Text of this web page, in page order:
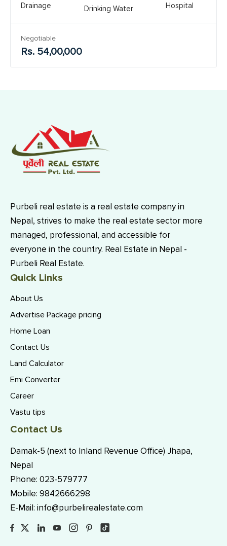
Drainage Drinking Water Hospital
Negotiable
Rs. 54,00,000
Purbeli real estate is a real estate company in
Nepal, strives to make the real estate sector more
managed, professional, and accessible for
everyone in the country. Real Estate in Nepal -
Purbeli Real Estate.
Quick Links
About Us
Advertise Package pricing
Home Loan
Contact Us
Land Calculator
Emi Converter
Career
Vastu tips
Contact Us
Damak-5 (next to Inland Revenue Office) Jhapa,
Nepal
Phone: 023-579777
Mobile: 9842666298
E-Mail: info@purbelirealestate.com